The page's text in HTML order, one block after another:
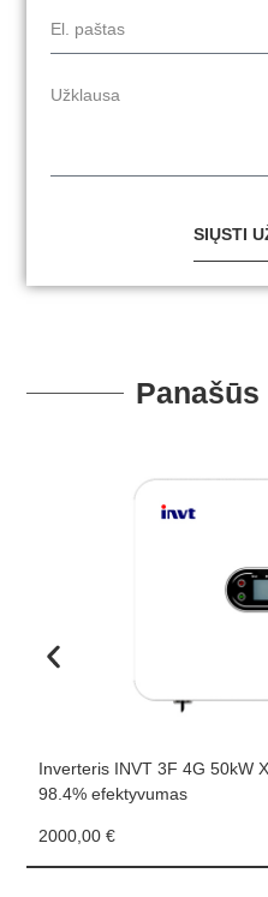
SIŲSTI
Inverteris INVT 3F 4G 50kW
98.4% efektyvumas
2000,00€